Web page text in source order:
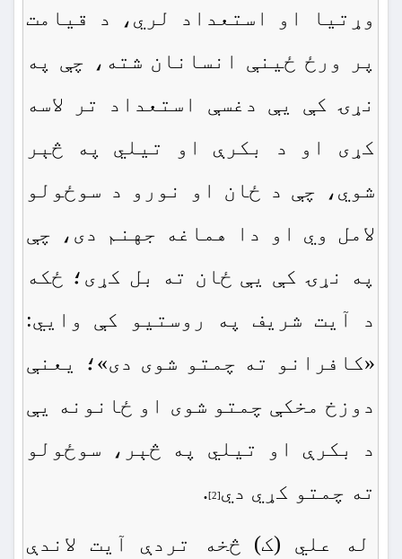
وړتيا او استعداد لري، د قيامت
پر ورځ ځينې انسانان شته، چې په
نړۍ كې يې دغسې استعداد تر لاسه
كړى او د بكرې او تيلي په څېر
شوي، چې د ځان او نورو د سوځولو
لامل وي او دا هماغه جهنم دى، چې
په نړۍ كې يې ځان ته بل كړى؛ ځكه
د آيت شريف په روستيو كې وايي:
«كافرانو ته چمتو شوى دى»؛ يعنې
دوزخ مخكې چمتو شوى او ځانونه يې
د بكرې او تيلي په څېر، سوځولو
ته چمتو كړي دي[2]
.
له علي (ک) څخه تردې آيت لاندې